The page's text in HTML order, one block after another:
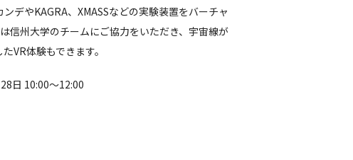
デやKAGRA、XMASSなどの実験装置をバーチャ
信州大学のチームにご協力をいただき、宇宙線が
VR体験もできます。
日 10:00〜12:00